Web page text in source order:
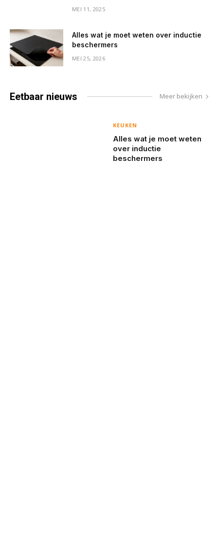
MEI 11, 2025
Alles wat je moet weten over inductie
beschermers
MEI 25, 2026
Eetbaar nieuws Meer bekijken
KEUKEN
Alles wat je moet weten
over inductie
beschermers